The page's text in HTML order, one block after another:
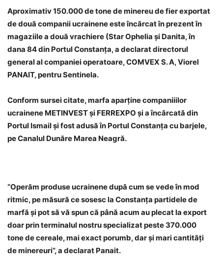
Aproximativ 150.000 de tone de minereu de fier exportat
de două companii ucrainene este încărcat în prezent în
magaziile a două vrachiere (Star Ophelia şi Danita, în
dana 84 din Portul Constanţa, a declarat directorul
general al companiei operatoare, COMVEX S. A, Viorel
PANAIT, pentru Sentinela.
Conform sursei citate, marfa aparţine companiiilor
ucrainene METINVEST şi FERREXPO şi a încărcată din
Portul Ismail şi fost adusă în Portul Constanţa cu barjele,
pe Canalul Dunăre Marea Neagră.
“Operăm produse ucrainene după cum se vede în mod
ritmic, pe măsură ce sosesc la Constanţa partidele de
marfă şi pot să vă spun că până acum au plecat la export
doar prin terminalul nostru specializat peste 370.000
tone de cereale, mai exact porumb, dar şi mari cantităţi
de minereuri”, a declarat Panait.